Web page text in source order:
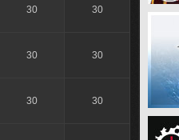
30 30
30 30
30 30